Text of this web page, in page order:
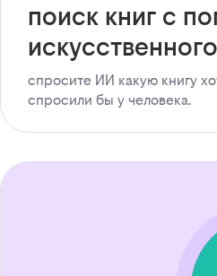
поиск книг с
спросите ИИ какую книгу
спросили бы у человека.